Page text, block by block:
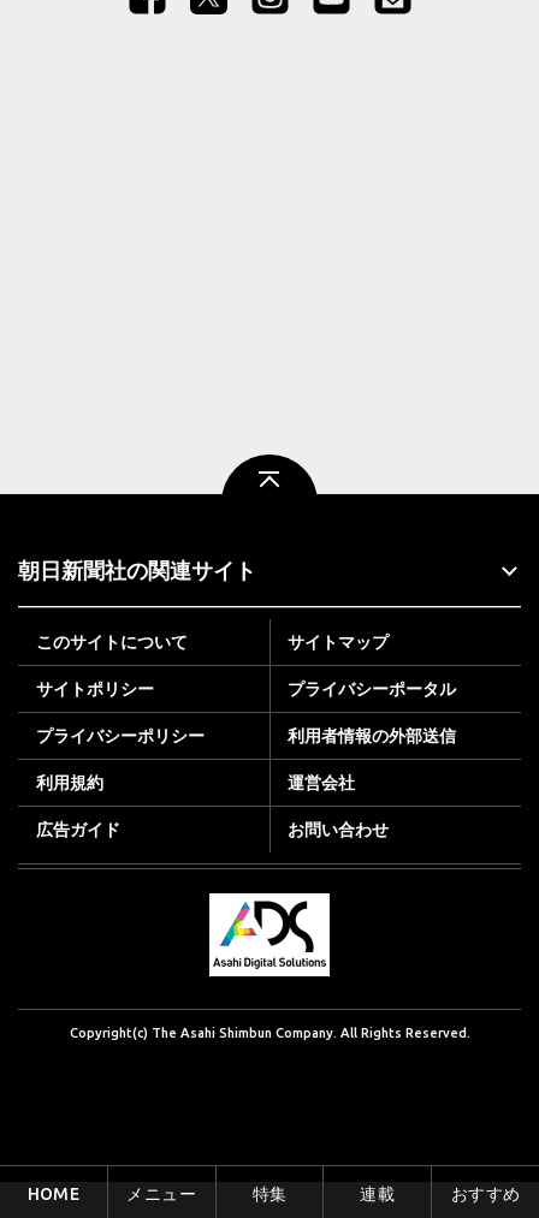
朝日新聞社の関連サイト
このサイトについて サイトマップ
サイトポリシー プライバシーポータル
プライバシーポリシー 利用者情報の外部送信
利用規約 運営会社
広告ガイド お問い合わせ
Copyright(c) The Asahi Shimbun Company. All Rights Reserved.
HOME メニュー 特集 連載 おすすめ